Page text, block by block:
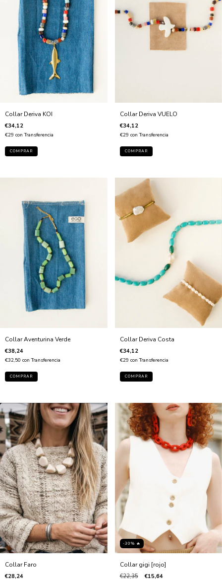
Collar Deriva KOI
€34,12
€29 con Transferencia
Collar Deriva VUELO
€34,12
€29 con Transferencia
Collar Aventurina Verde
€38,24
€32,50 con Transferencia
Collar Deriva Costa
€34,12
€29 con Transferencia
Collar Faro
€28,24
-30% 🔥
Collar gigi [rojo]
€22,35 €15,64